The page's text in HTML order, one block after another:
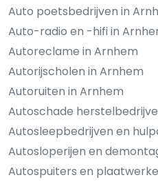
Auto poetsbedrijven in
Auto-radio en -hifi in
Autoreclame in Arnhem
Autorijscholen in Arnhem
Autoruiten in Arnhem
Autoschade
Autosleepbedrijven en
Autosloperijen en
Autospuiters en